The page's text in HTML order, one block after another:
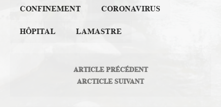
CONFINEMENT CORONAVIRUS
HÔPITAL LAMASTRE
ARTICLE PRÉCÉDENT
ARCTICLE SUIVANT